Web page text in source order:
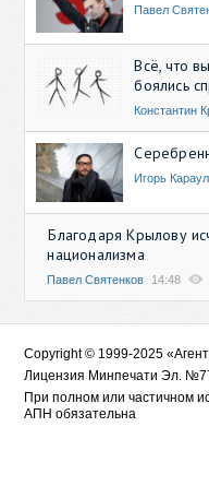
Павел
Всё, что
боялись
Константин
Игорь
Благодаря Крылову
национализма
Павел Святенков 14:48
Copyright © 1999-2025
Лицензия Минпечати Эл.
При полном или частичном
АПН обязательна